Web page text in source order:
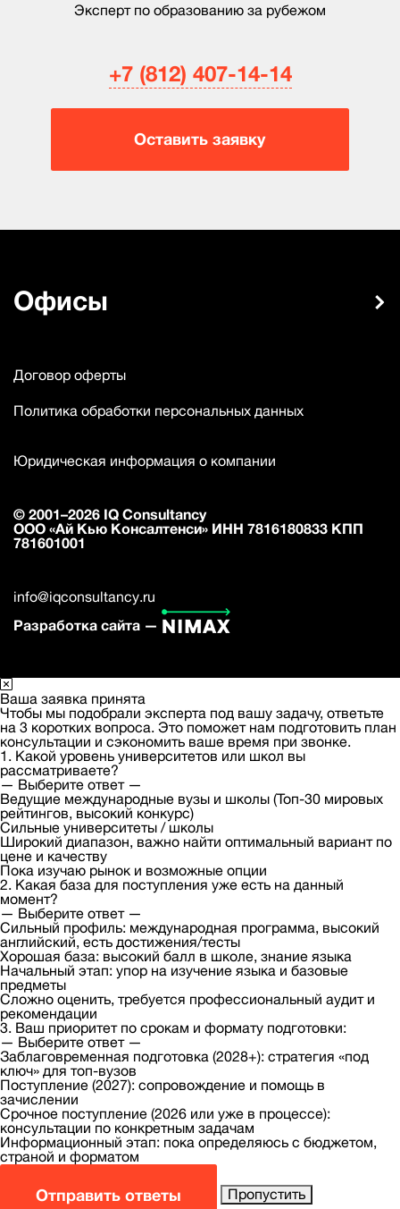
Эксперт по образованию за рубежом
+7 (812) 407-14-14
Оставить заявку
Офисы
Договор оферты
Политика обработки персональных данных
Юридическая информация о компании
© 2001–2026 IQ Consultancy
ООО «Ай Кью Консалтенси» ИНН 7816180833 КПП
781601001
info@iqconsultancy.ru
Разработка сайта —
Ваша заявка принята
Чтобы мы подобрали эксперта под вашу задачу, ответьте
на 3 коротких вопроса. Это поможет нам подготовить план
консультации и сэкономить ваше время при звонке.
1. Какой уровень университетов или школ вы
рассматриваете?
— Выберите ответ —
Ведущие международные вузы и школы (Топ-30 мировых
рейтингов, высокий конкурс)
Сильные университеты / школы
Широкий диапазон, важно найти оптимальный вариант по
цене и качеству
Пока изучаю рынок и возможные опции
2. Какая база для поступления уже есть на данный
момент?
— Выберите ответ —
Сильный профиль: международная программа, высокий
английский, есть достижения/тесты
Хорошая база: высокий балл в школе, знание языка
Начальный этап: упор на изучение языка и базовые
предметы
Сложно оценить, требуется профессиональный аудит и
рекомендации
3. Ваш приоритет по срокам и формату подготовки:
— Выберите ответ —
Заблаговременная подготовка (2028+): стратегия «под
ключ» для топ-вузов
Поступление (2027): сопровождение и помощь в
зачислении
Срочное поступление (2026 или уже в процессе):
консультации по конкретным задачам
Информационный этап: пока определяюсь с бюджетом,
страной и форматом
Отправить ответы Пропустить